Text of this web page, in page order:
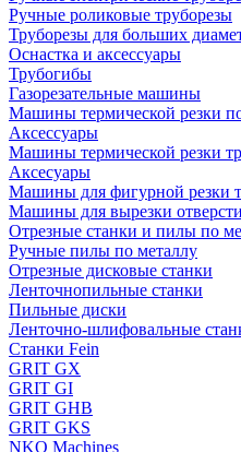
Ручные роликовые труборезы
Труборезы для больших
Оснастка и аксессуары
Трубогибы
Газорезательные машины
Машины термической резки
Аксессуары
Машины термической резки
Аксесуары
Машины для фигурной резки
Машины для вырезки
Отрезные станки и пилы по
Ручные пилы по металлу
Отрезные дисковые станки
Ленточнопильные станки
Пильные диски
Ленточно-шлифовальные
Станки Fein
GRIT GX
GRIT GI
GRIT GHB
GRIT GKS
NKO Machines